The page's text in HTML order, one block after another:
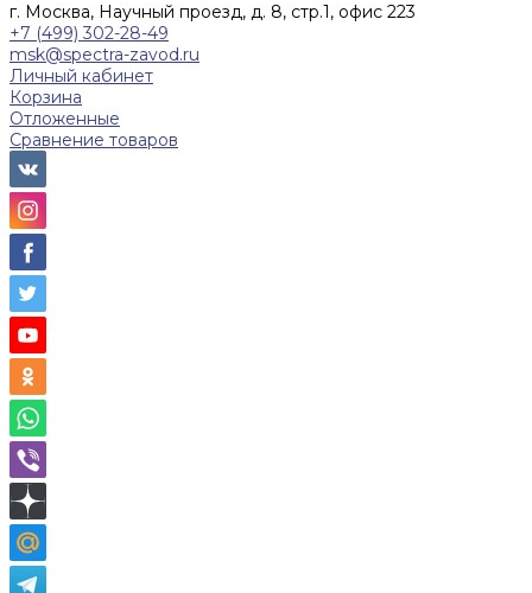
г. Москва, Научный проезд, д. 8, стр.1, офис 223
+7 (499) 302-28-49
msk@spectra-zavod.ru
Личный кабинет
Корзина
Отложенные
Сравнение товаров